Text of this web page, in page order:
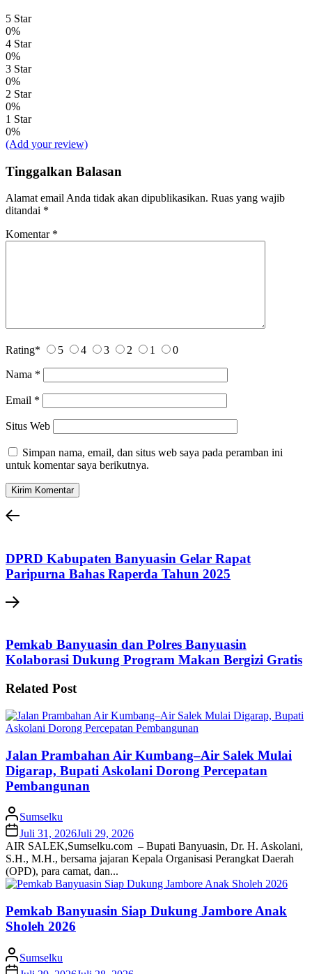
5 Star
0%
4 Star
0%
3 Star
0%
2 Star
0%
1 Star
0%
(Add your review)
Tinggalkan Balasan
Alamat email Anda tidak akan dipublikasikan. Ruas yang wajib
ditandai *
Komentar *
Rating* 5 4 3 2 1 0
Nama *
Email *
Situs Web
Simpan nama, email, dan situs web saya pada peramban ini
untuk komentar saya berikutnya.
DPRD Kabupaten Banyuasin Gelar Rapat
Paripurna Bahas Raperda Tahun 2025
Pemkab Banyuasin dan Polres Banyuasin
Kolaborasi Dukung Program Makan Bergizi Gratis
Related Post
Jalan Prambahan Air Kumbang–Air Salek Mulai
Digarap, Bupati Askolani Dorong Percepatan
Pembangunan
Sumselku
Juli 31, 2026Juli 29, 2026
AIR SALEK,Sumselku.com – Bupati Banyuasin, Dr. H. Askolani,
S.H., M.H., bersama jajaran Kepala Organisasi Perangkat Daerah
(OPD), para camat, dan...
Pemkab Banyuasin Siap Dukung Jambore Anak
Sholeh 2026
Sumselku